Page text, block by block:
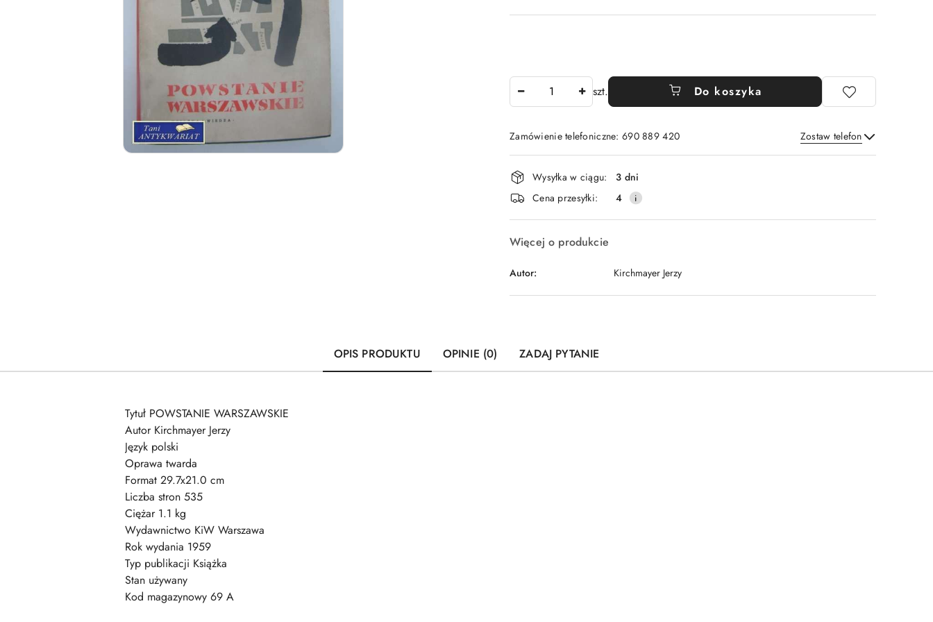
szt. Do koszyka
Zamówienie telefoniczne: 690 889 420 Zostaw telefon
Wyślij
Dostępność
i
dostawa
Wysyłka w ciągu:
3 dni
Cena przesyłki:
4
Więcej o produkcie
Autor: Kirchmayer Jerzy
OPIS PRODUKTU OPINIE (0) ZADAJ PYTANIE
Tytuł POWSTANIE WARSZAWSKIE
Autor Kirchmayer Jerzy
Język polski
Oprawa twarda
Format 29.7x21.0 cm
Liczba stron 535
Ciężar 1.1 kg
Wydawnictwo KiW Warszawa
Rok wydania 1959
Typ publikacji Książka
Stan używany
Kod magazynowy 69 A